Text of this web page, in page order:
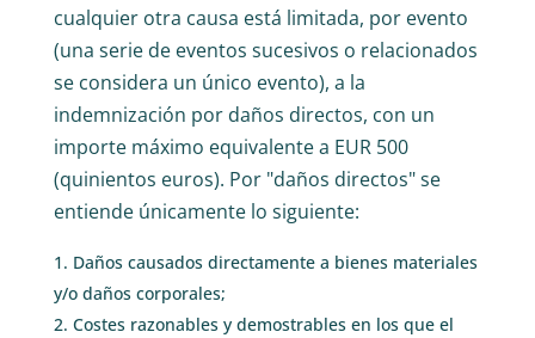
cualquier otra causa está limitada, por evento
(una serie de eventos sucesivos o relacionados
se considera un único evento), a la
indemnización por daños directos, con un
importe máximo equivalente a EUR 500
(quinientos euros). Por "daños directos" se
entiende únicamente lo siguiente:
Daños causados directamente a bienes materiales
y/o daños corporales;
Costes razonables y demostrables en los que el